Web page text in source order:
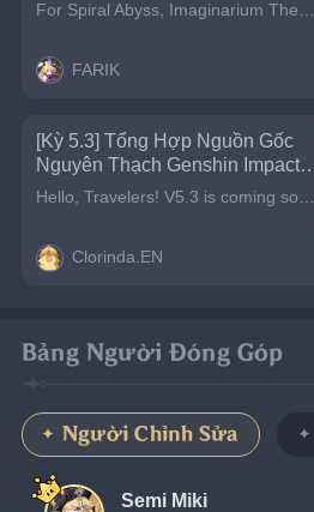
For Spiral Abyss, Imaginarium Theater, and Paimon&#39;s Bargains, it depends on each, so feel free to add or subtract according to your capabilities. We will be welcomed back with a festive event, Lan
FARIK
[Kỳ 5.3] Tổng Hợp Nguồn Gốc
Nguyên Thạch Genshin Impact
Kỳ 5.3
Hello, Travelers! V5.3 is coming soon, bringing a wealth of rewards plus the annual Lantern Rite. Let’s take a look at how many Primogems you can earn in this version!PS: The following Primogem counts
Clorinda.EN
Bảng Người Đóng Góp
Người Chỉnh Sửa
Semi Miki